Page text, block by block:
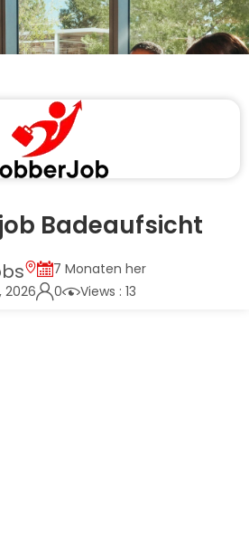
Badeaufsicht
7 Monaten her
2026
0 Views : 13